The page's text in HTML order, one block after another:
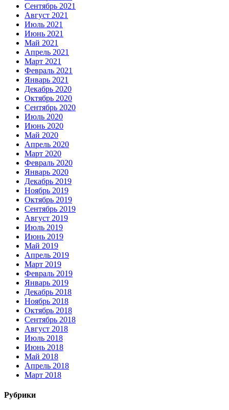
Сентябрь 2021
Август 2021
Июль 2021
Июнь 2021
Май 2021
Апрель 2021
Март 2021
Февраль 2021
Январь 2021
Декабрь 2020
Октябрь 2020
Сентябрь 2020
Июль 2020
Июнь 2020
Май 2020
Апрель 2020
Март 2020
Февраль 2020
Январь 2020
Декабрь 2019
Ноябрь 2019
Октябрь 2019
Сентябрь 2019
Август 2019
Июль 2019
Июнь 2019
Май 2019
Апрель 2019
Март 2019
Февраль 2019
Январь 2019
Декабрь 2018
Ноябрь 2018
Октябрь 2018
Сентябрь 2018
Август 2018
Июль 2018
Июнь 2018
Май 2018
Апрель 2018
Март 2018
Рубрики